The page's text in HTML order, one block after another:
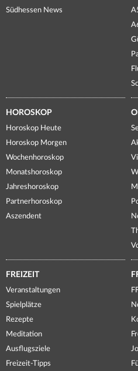
Südhessen News
HOROSKOP
Horoskop Heute
Horoskop Morgen
Wochenhoroskop
Monatshoroskop
Jahreshoroskop
Partnerhoroskop
Aszendent
FREIZEIT
Veranstaltungen
Spielplätze
Rezepte
Meditation
Ausflugsziele
Freizeit-Tipps